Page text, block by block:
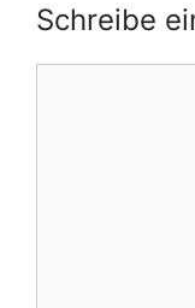
Schreibe